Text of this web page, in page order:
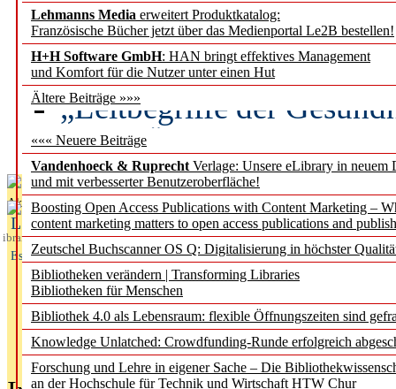
Lehmanns Media erweitert Produktkatalog:
Französische Bücher jetzt über das Medienportal Le2B bestellen!
H+H Software GmbH: HAN bringt effektives Management
und Komfort für die Nutzer unter einen Hut
Ältere Beiträge »»»
««« Neuere Beiträge
Vandenhoeck & Ruprecht Verlage: Unsere eLibrary in neuem
und mit verbesserter Benutzeroberfläche!
Boosting Open Access Publications with Content Marketing –
content marketing matters to open access publications and
Zeutschel Buchscanner OS Q: Digitalisierung in höchster
Bibliotheken verändern | Transforming Libraries
Bibliotheken für Menschen
Bibliothek 4.0 als Lebensraum: flexible Öffnungszeiten sind
Knowledge Unlatched: Crowdfunding-Runde erfolgreich
Forschung und Lehre in eigener Sache – Die
an der Hochschule für Technik und Wirtschaft HTW Chur
Künstliche Intelligenz
besser zu verstehen
„Leitbegriffe der
des BIÖG erscheinen
Aktuelles aus
L
ibrary
Essentials